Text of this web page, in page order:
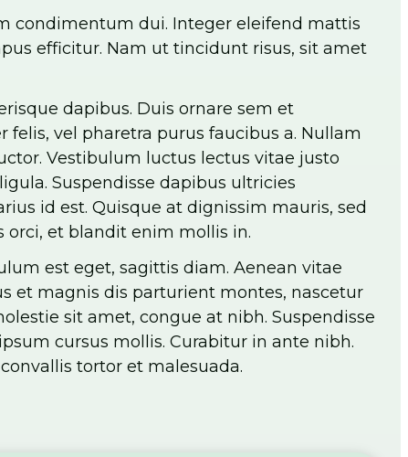
condimentum dui. Integer eleifend mattis
efficitur. Nam ut tincidunt risus, sit amet
dapibus. Duis ornare sem et
vel pharetra purus faucibus a. Nullam
Vestibulum luctus lectus vitae justo
Suspendisse dapibus ultricies
id est. Quisque at dignissim mauris, sed
et blandit enim mollis in.
est eget, sagittis diam. Aenean vitae
et magnis dis parturient montes, nascetur
sit amet, congue at nibh. Suspendisse
cursus mollis. Curabitur in ante nibh.
tortor et malesuada.